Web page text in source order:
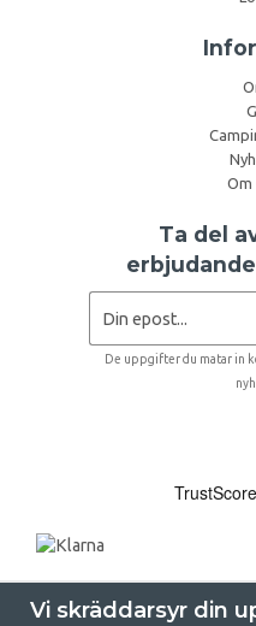
Om
Ta del
De uppgifter du matar in
Vi skräddarsyr din